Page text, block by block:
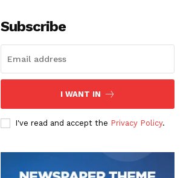
Subscribe
I WANT IN
I've read and accept the Privacy Policy.